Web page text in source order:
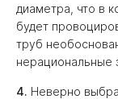
диаметра, что в
будет
труб
нерациональные
4. Неверно